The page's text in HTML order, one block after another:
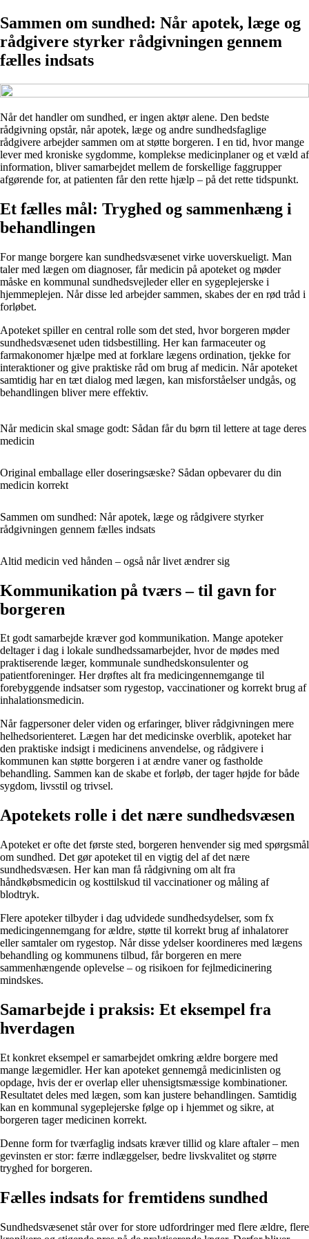
Sammen om sundhed: Når apotek, læge og
rådgivere styrker rådgivningen gennem
fælles indsats
Når det handler om sundhed, er ingen aktør alene. Den bedste
rådgivning opstår, når apotek, læge og andre sundhedsfaglige
rådgivere arbejder sammen om at støtte borgeren. I en tid, hvor mange
lever med kroniske sygdomme, komplekse medicinplaner og et væld af
information, bliver samarbejdet mellem de forskellige faggrupper
afgørende for, at patienten får den rette hjælp – på det rette tidspunkt.
Et fælles mål: Tryghed og sammenhæng i
behandlingen
For mange borgere kan sundhedsvæsenet virke uoverskueligt. Man
taler med lægen om diagnoser, får medicin på apoteket og møder
måske en kommunal sundhedsvejleder eller en sygeplejerske i
hjemmeplejen. Når disse led arbejder sammen, skabes der en rød tråd i
forløbet.
Apoteket spiller en central rolle som det sted, hvor borgeren møder
sundhedsvæsenet uden tidsbestilling. Her kan farmaceuter og
farmakonomer hjælpe med at forklare lægens ordination, tjekke for
interaktioner og give praktiske råd om brug af medicin. Når apoteket
samtidig har en tæt dialog med lægen, kan misforståelser undgås, og
behandlingen bliver mere effektiv.
Når medicin skal smage godt: Sådan får du børn til lettere at tage deres
medicin
Original emballage eller doseringsæske? Sådan opbevarer du din
medicin korrekt
Sammen om sundhed: Når apotek, læge og rådgivere styrker
rådgivningen gennem fælles indsats
Altid medicin ved hånden – også når livet ændrer sig
Kommunikation på tværs – til gavn for
borgeren
Et godt samarbejde kræver god kommunikation. Mange apoteker
deltager i dag i lokale sundhedssamarbejder, hvor de mødes med
praktiserende læger, kommunale sundhedskonsulenter og
patientforeninger. Her drøftes alt fra medicingennemgange til
forebyggende indsatser som rygestop, vaccinationer og korrekt brug af
inhalationsmedicin.
Når fagpersoner deler viden og erfaringer, bliver rådgivningen mere
helhedsorienteret. Lægen har det medicinske overblik, apoteket har
den praktiske indsigt i medicinens anvendelse, og rådgivere i
kommunen kan støtte borgeren i at ændre vaner og fastholde
behandling. Sammen kan de skabe et forløb, der tager højde for både
sygdom, livsstil og trivsel.
Apotekets rolle i det nære sundhedsvæsen
Apoteket er ofte det første sted, borgeren henvender sig med spørgsmål
om sundhed. Det gør apoteket til en vigtig del af det nære
sundhedsvæsen. Her kan man få rådgivning om alt fra
håndkøbsmedicin og kosttilskud til vaccinationer og måling af
blodtryk.
Flere apoteker tilbyder i dag udvidede sundhedsydelser, som fx
medicingennemgang for ældre, støtte til korrekt brug af inhalatorer
eller samtaler om rygestop. Når disse ydelser koordineres med lægens
behandling og kommunens tilbud, får borgeren en mere
sammenhængende oplevelse – og risikoen for fejlmedicinering
mindskes.
Samarbejde i praksis: Et eksempel fra
hverdagen
Et konkret eksempel er samarbejdet omkring ældre borgere med
mange lægemidler. Her kan apoteket gennemgå medicinlisten og
opdage, hvis der er overlap eller uhensigtsmæssige kombinationer.
Resultatet deles med lægen, som kan justere behandlingen. Samtidig
kan en kommunal sygeplejerske følge op i hjemmet og sikre, at
borgeren tager medicinen korrekt.
Denne form for tværfaglig indsats kræver tillid og klare aftaler – men
gevinsten er stor: færre indlæggelser, bedre livskvalitet og større
tryghed for borgeren.
Fælles indsats for fremtidens sundhed
Sundhedsvæsenet står over for store udfordringer med flere ældre, flere